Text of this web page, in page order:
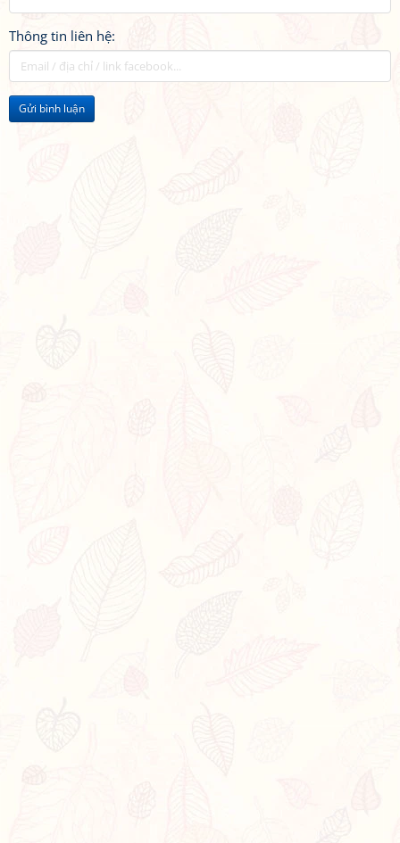
Thông tin liên hệ:
Gửi bình luận